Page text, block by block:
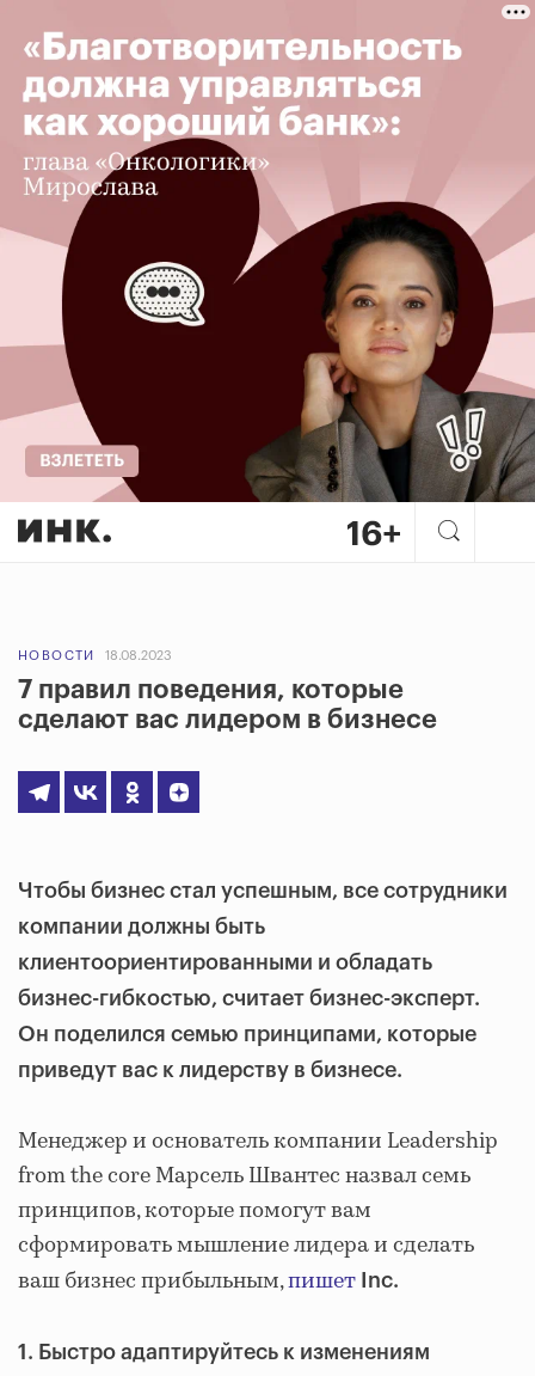
НОВОСТИ 18.08.2023
7 правил поведения, которые
сделают вас лидером в бизнесе
Чтобы бизнес стал успешным, все сотрудники
компании должны быть
клиентоориентированными и обладать
бизнес-гибкостью, считает бизнес-эксперт.
Он поделился семью принципами, которые
приведут вас к лидерству в бизнесе.
Менеджер и основатель компании Leadership
from the core Марсель Швантес назвал семь
принципов, которые помогут вам
сформировать мышление лидера и сделать
ваш бизнес прибыльным,пишет Inc.
1. Быстро адаптируйтесь к изменениям